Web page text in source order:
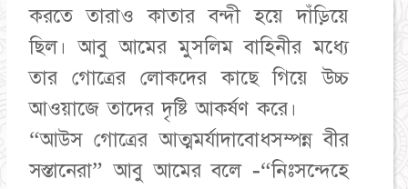
করতে তারাও কাতার বন্দী হয়ে দাঁড়িয়ে
ছিল। আবু আমের মুসলিম বাহিনীর মধ্যে
তার গোত্রের লোকদের কাছে গিয়ে উচ্চ
আওয়াজে তাদের দৃষ্টি আকর্ষণ করে।
“আউস গোত্রের আত্মমর্যাদাবোধসম্পন্ন বীর
সস্তানেরা” আবু আমের বলে -“নিঃসন্দেহে